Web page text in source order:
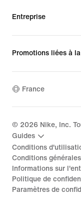
Entreprise
Promotions liées à
France
© 2026 Nike, Inc.
Guides
Conditions
Conditions
Informations sur
Politique de
Paramètres de